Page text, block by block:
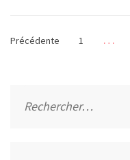
Pagination
Précédente Page
1 …